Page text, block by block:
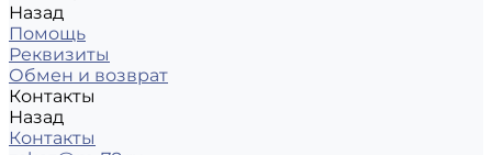
Назад
Помощь
Реквизиты
Обмен и возврат
Контакты
Назад
Контакты